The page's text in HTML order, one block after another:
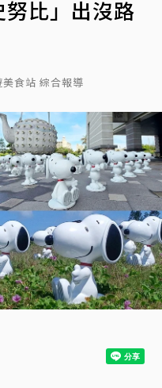
比」出沒路
食站 綜合報導